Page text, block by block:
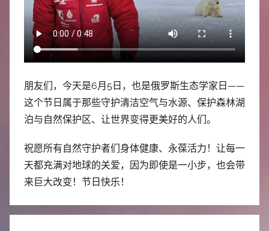
化
中
心
朋友们，今天是6月5日，也是俄罗斯生态学家日——
这个节日属于那些守护清洁空气与水源、保护森林湖
泊与自然保护区、让世界变得更美好的人们。
祝愿所有自然守护者们身体健康、永葆活力！让每一
天都充满对地球的关爱，因为即使是一小步，也会带
来巨大改变！节日快乐！